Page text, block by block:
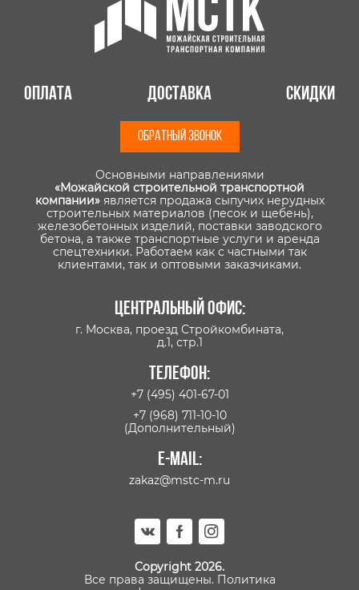
Оплата Доставка Скидки
ОБРАТНЫЙ ЗВОНОК
Основными направлениями
«Можайской строительной транспортной
компании»является продажа сыпучих нерудных
строительных материалов (песок и щебень),
железобетонных изделий, поставки заводского
бетона, а также транспортные услуги и аренда
спецтехники. Работаем как с частными так
клиентами, так и оптовыми заказчиками.
Центральный офис:
г. Москва, проезд Стройкомбината,
д.1, стр.1
Телефон:
+7 (495) 401-67-01
+7 (968) 711-10-10
(Дополнительный)
E-mail:
zakaz@mstc-m.ru
Copyright 2026.
Все права защищены. Политика